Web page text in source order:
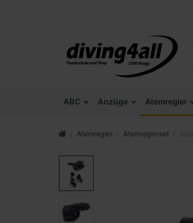
ABC Anzüge Atemregler
Atemregler Atemreglerset